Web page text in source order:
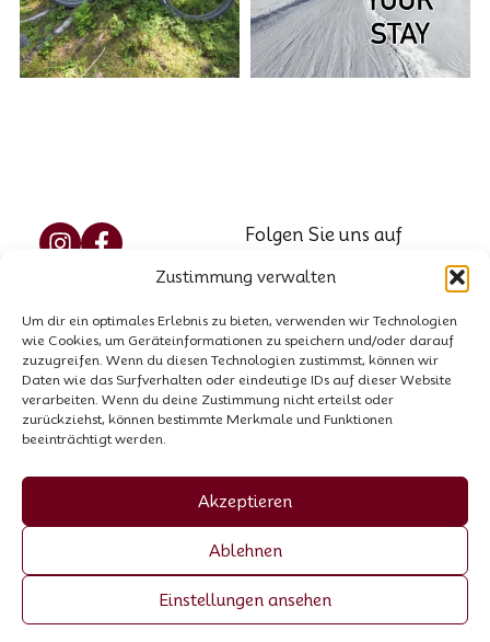
Zustimmung verwalten
Um dir ein optimales Erlebnis zu bieten, verwenden wir Technologien
wie Cookies, um Geräteinformationen zu speichern und/oder darauf
zuzugreifen. Wenn du diesen Technologien zustimmst, können wir
Daten wie das Surfverhalten oder eindeutige IDs auf dieser Website
verarbeiten. Wenn du deine Zustimmung nicht erteilst oder
zurückziehst, können bestimmte Merkmale und Funktionen
beeinträchtigt werden.
Akzeptieren
Ablehnen
Einstellungen ansehen
Kontakt
Hausordnung
Folgen Sie uns auf
Marzellweg 5, 6458
Vent, AT
Tel.: +43 664 521 8564
E-Mail: info@garni-
stefani.at
70055307
Made by Trockenmann